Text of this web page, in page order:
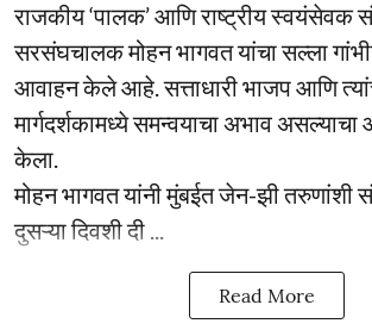
राजकीय ‘पालक’ आणि राष्ट्रीय स्वयंसेवक
सरसंघचालक मोहन भागवत यांचा सल्ला
आवाहन केले आहे. सत्ताधारी भाजप आणि
मार्गदर्शकामध्ये समन्वयाचा अभाव असल्याचा
केला.
मोहन भागवत यांनी मुंबईत जेन-झी तरुणांशी
दुसऱ्या दिवशी दी ...
Read More